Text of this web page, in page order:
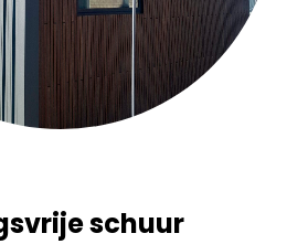
schuur